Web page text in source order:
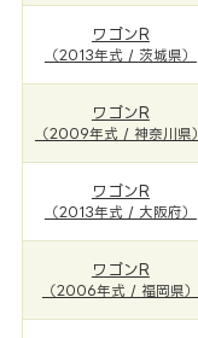
ワゴンR
（2013年式 / 茨城県）
ワゴンR
（2009年式 / 神奈川県）
ワゴンR
（2013年式 / 大阪府）
ワゴンR
（2006年式 / 福岡県）